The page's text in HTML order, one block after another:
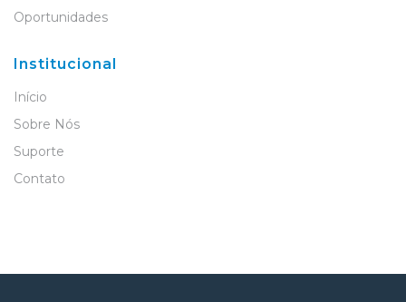
Oportunidades
Institucional
Início
Sobre Nós
Suporte
Contato